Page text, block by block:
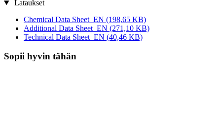
Lataukset
Chemical Data Sheet_EN (198,65 KB)
Additional Data Sheet_EN (271,10 KB)
Technical Data Sheet_EN (40,46 KB)
Sopii hyvin tähän